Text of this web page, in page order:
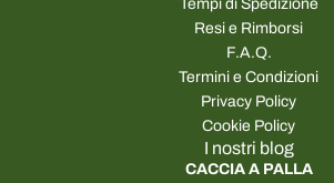
Tempi di Spedizione
Resi e Rimborsi
F.A.Q.
Termini e Condizioni
Privacy Policy
Cookie Policy
I nostri blog
CACCIA A PALLA